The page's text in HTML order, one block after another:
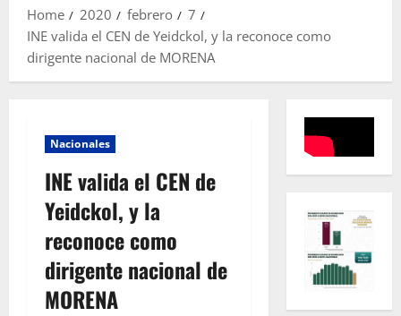
Home 2020 febrero
7
INE valida el CEN de Yeidckol, y la reconoce como
dirigente nacional de MORENA
Nacionales
INE valida el CEN de
Yeidckol, y la
reconoce como
dirigente nacional de
MORENA